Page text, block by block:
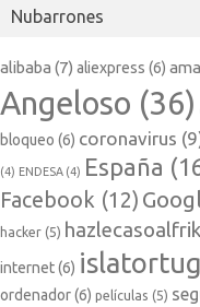
Nubarrones
alibaba (7) aliexpress (6)
Angeloso (36)
bloqueo (6) coronavirus
(4) ENDESA (4) España
Facebook (12)
hacker (5)
internet(6)
ordenador(6) películas (5)